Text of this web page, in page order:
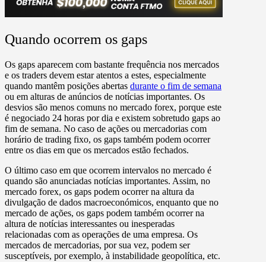
Quando ocorrem os gaps
Os gaps aparecem com bastante frequência nos mercados
e os traders devem estar atentos a estes, especialmente
quando mantêm posições abertas durante o fim de semana
ou em alturas de anúncios de notícias importantes. Os
desvios são menos comuns no mercado forex, porque este
é negociado 24 horas por dia e existem sobretudo gaps ao
fim de semana. No caso de ações ou mercadorias com
horário de trading fixo, os gaps também podem ocorrer
entre os dias em que os mercados estão fechados.
O último caso em que ocorrem intervalos no mercado é
quando são anunciadas notícias importantes. Assim, no
mercado forex, os gaps podem ocorrer na altura da
divulgação de dados macroeconómicos, enquanto que no
mercado de ações, os gaps podem também ocorrer na
altura de notícias interessantes ou inesperadas
relacionadas com as operações de uma empresa. Os
mercados de mercadorias, por sua vez, podem ser
susceptíveis, por exemplo, à instabilidade geopolítica, etc.